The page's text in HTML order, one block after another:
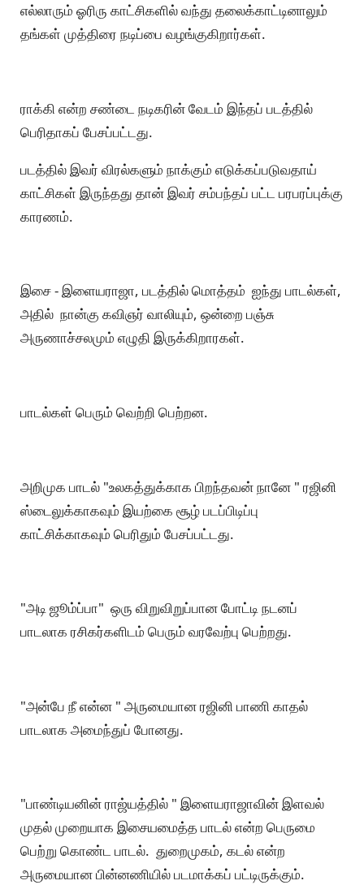
எல்லாரும் ஓரிரு காட்சிகளில் வந்து தலைக்காட்டினாலும்
தங்கள் முத்திரை நடிப்பை வழங்குகிறார்கள்.
ராக்கி என்ற சண்டை நடிகரின் வேடம் இந்தப் படத்தில்
பெரிதாகப் பேசப்பட்டது.
படத்தில் இவர் விரல்களும் நாக்கும் எடுக்கப்படுவதாய்
காட்சிகள் இருந்தது தான் இவர் சம்பந்தப் பட்ட பரபரப்புக்கு
காரணம்.
இசை - இளையராஜா, படத்தில் மொத்தம் ஐந்து பாடல்கள்,
அதில் நான்கு கவிஞர் வாலியும், ஒன்றை பஞ்சு
அருணாச்சலமும் எழுதி இருக்கிறாரகள்.
பாடல்கள் பெரும் வெற்றி பெற்றன.
அறிமுக பாடல் "உலகத்துக்காக பிறந்தவன் நானே " ரஜினி
ஸ்டைலுக்காகவும் இயற்கை சூழ் படப்பிடிப்பு
காட்சிக்காகவும் பெரிதும் பேசப்பட்டது.
"அடி ஜூம்ப்பா" ஒரு விறுவிறுப்பான போட்டி நடனப்
பாடலாக ரசிகர்களிடம் பெரும் வரவேற்பு பெற்றது.
"அன்பே நீ என்ன " அருமையான ரஜினி பாணி காதல்
பாடலாக அமைந்துப் போனது.
"பாண்டியனின் ராஜ்யத்தில் " இளையராஜாவின் இளவல்
முதல் முறையாக இசையமைத்த பாடல் என்ற பெருமை
பெற்று கொண்ட பாடல். துறைமுகம், கடல் என்ற
அருமையான பின்னணியில் படமாக்கப் பட்டிருக்கும்.